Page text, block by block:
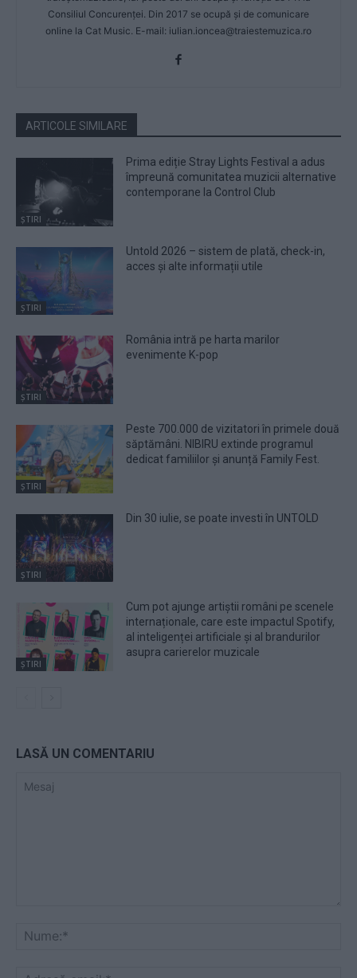
Consiliul Concurenței. Din 2017 se ocupă și de comunicare
online la Cat Music. E-mail: iulian.ioncea@traiestemuzica.ro
ARTICOLE SIMILARE
ȘTIRI
Prima ediție Stray Lights Festival a adus
împreună comunitatea muzicii alternative
contemporane la Control Club
ȘTIRI
Untold 2026 – sistem de plată, check-in,
acces și alte informații utile
ȘTIRI
România intră pe harta marilor
evenimente K-pop
ȘTIRI
Peste 700.000 de vizitatori în primele două
săptămâni. NIBIRU extinde programul
dedicat familiilor și anunță Family Fest.
ȘTIRI
Din 30 iulie, se poate investi în UNTOLD
ȘTIRI
Cum pot ajunge artiștii români pe scenele
internaționale, care este impactul Spotify,
al inteligenței artificiale și al brandurilor
asupra carierelor muzicale
LASĂ UN COMENTARIU